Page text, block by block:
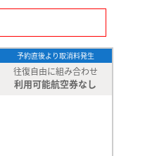
予約直後より取消料発生
往復自由に組み合わせ
利用可能航空券なし